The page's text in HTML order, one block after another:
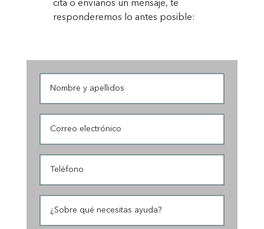
cita o envíanos un mensaje, te
responderemos lo antes posible: